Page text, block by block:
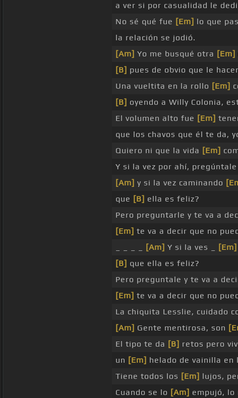
a ver si por casualidad le
No sé qué fue [Em] lo que
la relación se jodió.
[Am] Yo me busqué otra [Em]
[B] pues de obvio que le
Una vueltita en la rollo [Em]
[B] oyendo a Willy Colonia,
El volumen alto fue [Em]
que los chavos que él te da,
Quiero ni que la vida [Em]
Y si la vez por ahí,
[Am] y si la vez caminando
que [B] ella es feliz?
Pero preguntarle y te va a
[Em] te va a decir que no
[Am] Y si la ves _ [Em]
[B] que ella es feliz?
Pero preguntale y te va a
[Em] te va a decir que no
La chiquita Lesslie, cuidado
[Am] Gente mentirosa, son
El tipo te da [B] retos pero
un [Em] helado de vainilla en
Tiene todos los [Em] lujos,
Cuando se lo [Am] empujó, lo